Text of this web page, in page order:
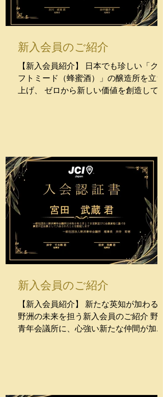
新入会員のご紹介
【新入会員紹介】 日本でも珍しい「クラ
フトミード（蜂蜜酒）」の醸造所を立ち
上げ、 ゼロから新しい価値を創造してき
を恐れないフットワークの軽さと柔軟な
思考で、 これからのJC活動・まちづく
事業においても新しい風を吹き込んでく
れる期待のメンバーです。 谷澤くんのこ
れからの活躍に、期待しております！！
新入会員のご紹介
【新入会員紹介】 新たな英知が加わる！
野洲の未来を担う新入会員のご紹介 野洲
青年会議所に、心強い新たな仲間が加わ